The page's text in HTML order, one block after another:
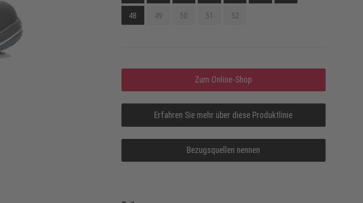
48 49 50 51 52
Zum Online-Shop
Erfahren Sie mehr über diese Produktlinie
Bezugsquellen nennen